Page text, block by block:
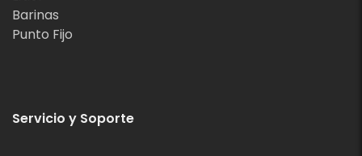
Barinas
Punto Fijo
Servicio y Soporte